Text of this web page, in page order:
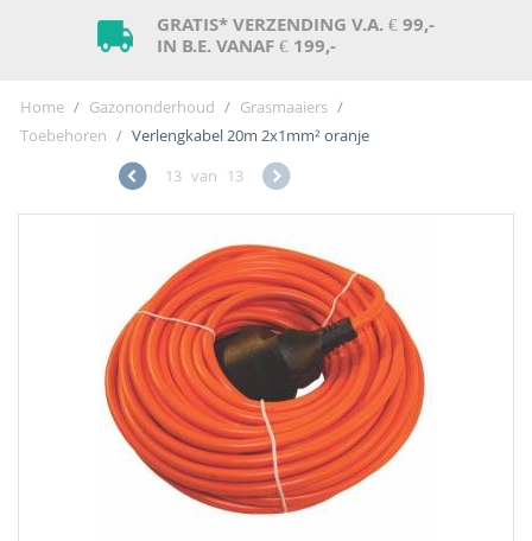
GRATIS* VERZENDING V.A. € 99,-
IN B.E. VANAF € 199,-
Home / Gazononderhoud / Grasmaaiers /
Toebehoren / Verlengkabel 20m 2x1mm² oranje
13 van 13